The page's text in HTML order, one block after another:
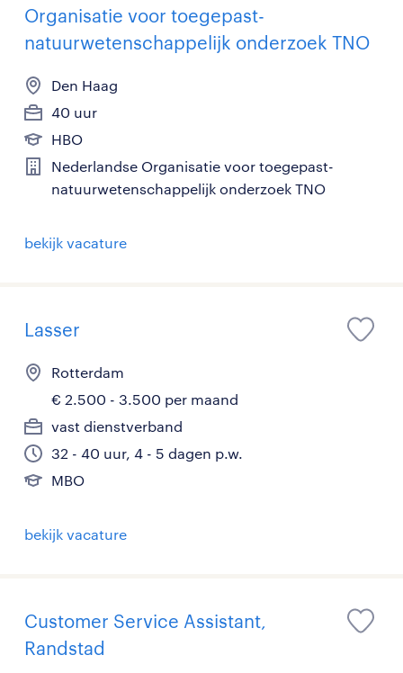
Organisatie voor toegepast-
natuurwetenschappelijk onderzoek TNO
Den Haag
40 uur
HBO
Nederlandse Organisatie voor toegepast-
natuurwetenschappelijk onderzoek TNO
bekijk vacature
Lasser
Rotterdam
€ 2.500 - 3.500 per maand
vast dienstverband
32 - 40 uur, 4 - 5 dagen p.w.
MBO
bekijk vacature
Customer Service Assistant,
Randstad